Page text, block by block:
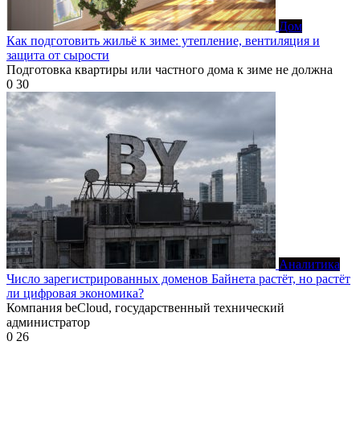
Дом
Как подготовить жильё к зиме: утепление, вентиляция и
защита от сырости
Подготовка квартиры или частного дома к зиме не должна
0 30
Аналитика
Число зарегистрированных доменов Байнета растёт, но растёт
ли цифровая экономика?
Компания beCloud, государственный технический
администратор
0 26